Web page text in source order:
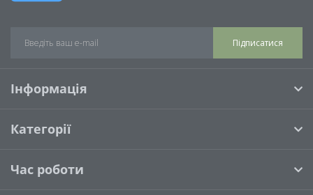
Підписатися
Інформація
Категорії
Час роботи